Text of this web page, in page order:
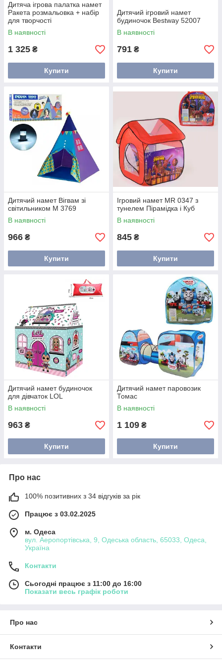
Дитяча ігрова палатка намет
Ракета розмальовка + набір
для творчості
В наявності
1 325 ₴
Купити
Дитячий ігровий намет
будиночок Bestway 52007
В наявності
791 ₴
Купити
Дитячий намет Вігвам зі
світильником M 3769
В наявності
966 ₴
Купити
Ігровий намет MR 0347 з
тунелем Пірамідка і Куб
В наявності
845 ₴
Купити
Дитячий намет будиночок
для дівчаток LOL
В наявності
963 ₴
Купити
Дитячий намет паровозик
Томас
В наявності
1 109 ₴
Купити
Про нас
100% позитивних з 34 відгуків за рік
Працює з 03.02.2025
м. Одеса
вул. Аеропортівська, 9, Одеська область, 65033, Одеса,
Україна
Контакти
Сьогодні працює з 11:00 до 16:00
Показати весь графік роботи
Про нас
Контакти